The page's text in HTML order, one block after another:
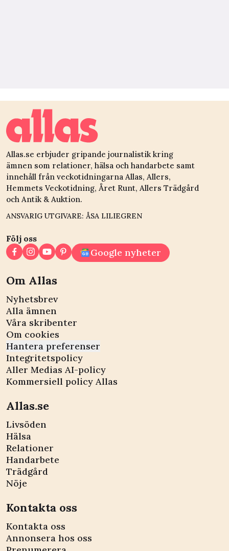
Allas.se erbjuder gripande journalistik kring
ämnen som relationer, hälsa och handarbete samt
innehåll från veckotidningarna Allas, Allers,
Hemmets Veckotidning, Året Runt, Allers Trädgård
och Antik & Auktion.
ANSVARIG UTGIVARE: ÅSA LILIEGREN
Följ oss
Google nyheter
Om Allas
Nyhetsbrev
Alla ämnen
Våra skribenter
Om cookies
Hantera preferenser
Integritetspolicy
Aller Medias AI-policy
Kommersiell policy Allas
Allas.se
Livsöden
Hälsa
Relationer
Handarbete
Trädgård
Nöje
Kontakta oss
Kontakta oss
Annonsera hos oss